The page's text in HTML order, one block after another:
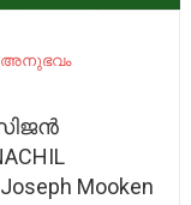
അനുഭവം
Joseph Mooken